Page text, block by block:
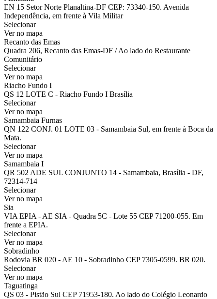
EN 15 Setor Norte Planaltina-DF CEP: 73340-150. Avenida
Independência, em frente à Vila Militar
Selecionar
Ver no mapa
Recanto das Emas
Quadra 206, Recanto das Emas-DF / Ao lado do Restaurante
Comunitário
Selecionar
Ver no mapa
Riacho Fundo I
QS 12 LOTE C - Riacho Fundo I Brasília
Selecionar
Ver no mapa
Samambaia Furnas
QN 122 CONJ. 01 LOTE 03 - Samambaia Sul, em frente à Boca da
Mata.
Selecionar
Ver no mapa
Samambaia I
QR 502 ADE SUL CONJUNTO 14 - Samambaia, Brasília - DF,
72314-714
Selecionar
Ver no mapa
Sia
VIA EPIA - AE SIA - Quadra 5C - Lote 55 CEP 71200-055. Em
frente a EPIA.
Selecionar
Ver no mapa
Sobradinho
Rodovia BR 020 - AE 10 - Sobradinho CEP 7305-0599. BR 020.
Selecionar
Ver no mapa
Taguatinga
QS 03 - Pistão Sul CEP 71953-180. Ao lado do Colégio Leonardo